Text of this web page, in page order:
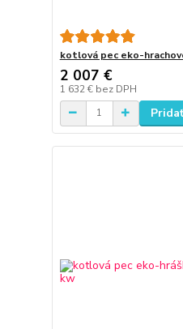
kotlová pec eko-
2 007 €
1 632 € bez DPH